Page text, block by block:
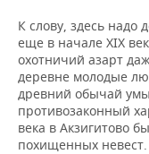
К слову, здесь надо
еще в начале XIX
охотничий азарт
деревне молодые
древний обычай
противозаконный
века в Акзигитово
похищенных невест.